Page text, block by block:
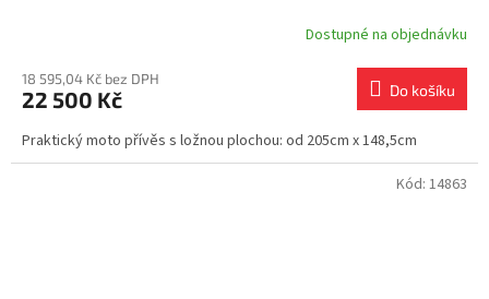
Dostupné na objednávku
18 595,04 Kč bez DPH
22 500 Kč Do košíku
Praktický moto přívěs s ložnou plochou: od 205cm x 148,5cm
Kód: 14863